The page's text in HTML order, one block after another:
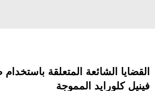
القضايا الشائعة المتعلقة
فينيل كلورايد المموجة